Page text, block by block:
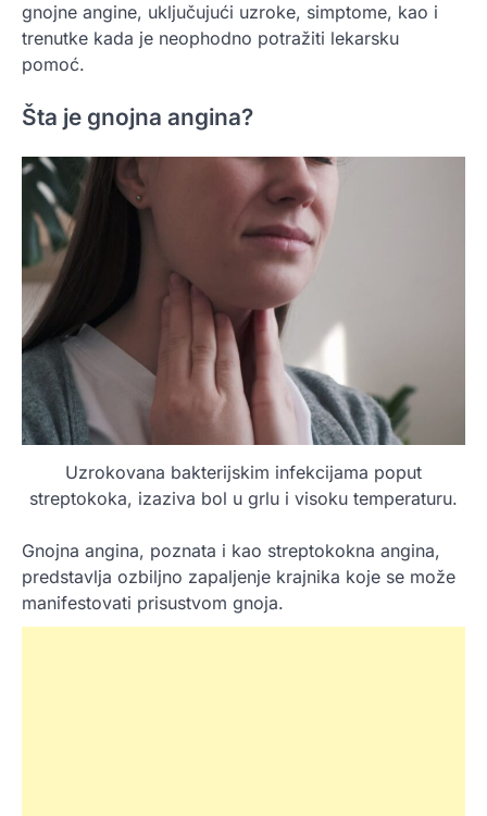
gnojne angine, uključujući uzroke, simptome, kao i
trenutke kada je neophodno potražiti lekarsku
pomoć.
Šta je gnojna angina?
Uzrokovana bakterijskim infekcijama poput
streptokoka, izaziva bol u grlu i visoku temperaturu.
Gnojna angina, poznata i kao streptokokna angina,
predstavlja ozbiljno zapaljenje krajnika koje se može
manifestovati prisustvom gnoja.